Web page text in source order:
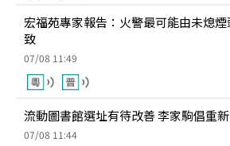
宏福苑專家報告：火警最可能由未熄
致
07/08 11:49
流動圖書館選址有待改善 李家駒倡重
07/08 11:44